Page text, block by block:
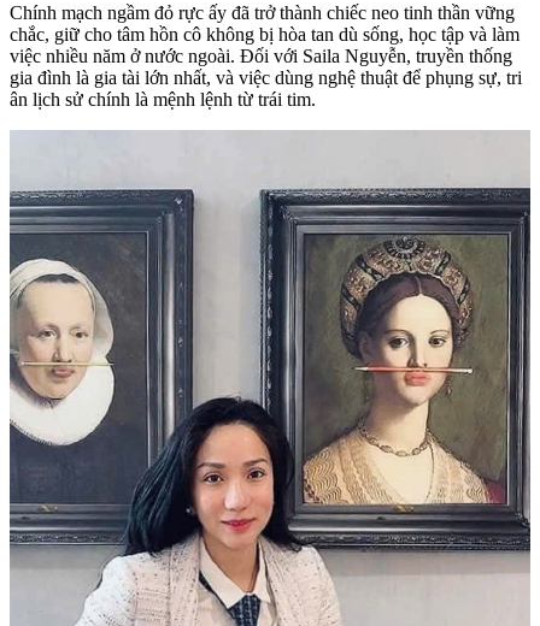
​Chính mạch ngầm đỏ rực ấy đã trở thành chiếc neo tinh thần vững
chắc, giữ cho tâm hồn cô không bị hòa tan dù sống, học tập và làm
việc nhiều năm ở nước ngoài. Đối với Saila Nguyễn, truyền thống
gia đình là gia tài lớn nhất, và việc dùng nghệ thuật để phụng sự, tri
ân lịch sử chính là mệnh lệnh từ trái tim.